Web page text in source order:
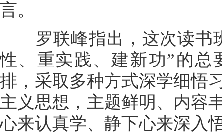
言。
罗联峰指出，这次读书
性、重实践、建新功”的总
排，采取多种方式深学细悟
主义思想，主题鲜明、内容
心来认真学、静下心来深入